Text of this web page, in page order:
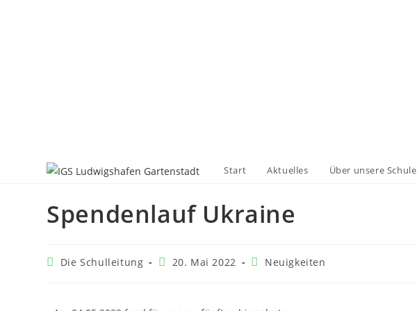
Start Aktuelles Über unsere Schule
Spendenlauf Ukraine
Die Schulleitung 20. Mai 2022 Neuigkeiten